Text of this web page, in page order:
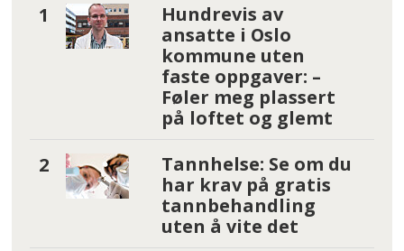
Hundrevis av
ansatte i Oslo
kommune uten
faste oppgaver: –
Føler meg plassert
på loftet og glemt
Tannhelse: Se om du
har krav på gratis
tannbehandling
uten å vite det